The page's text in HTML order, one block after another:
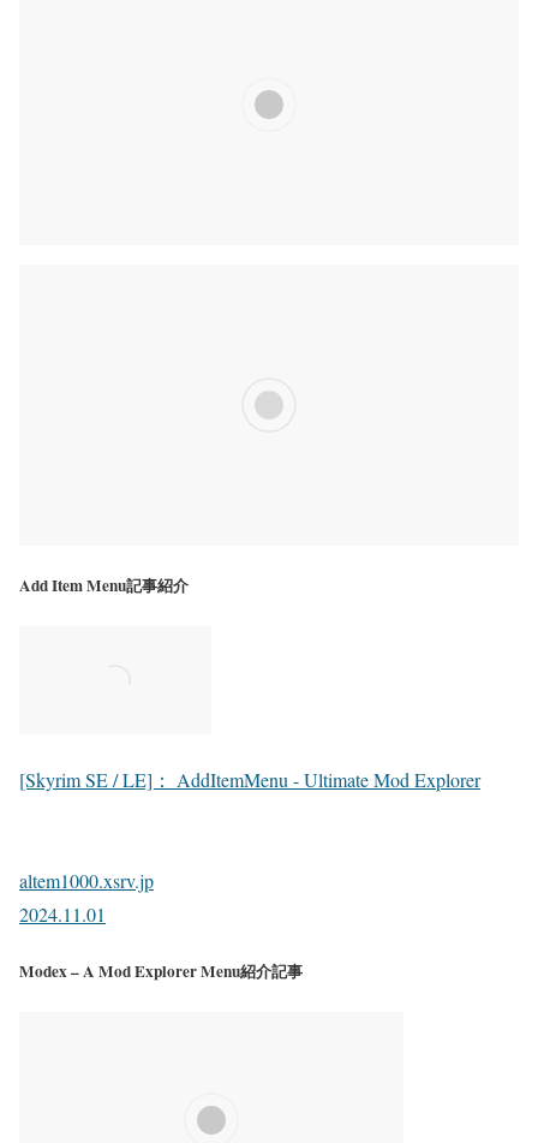
Add Item Menu記事紹介
[Skyrim SE / LE]： AddItemMenu - Ultimate Mod Explorer
altem1000.xsrv.jp
2024.11.01
Modex – A Mod Explorer Menu紹介記事